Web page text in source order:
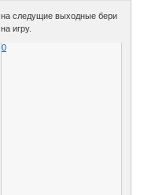
на следущие выходные бери
на игру.
0